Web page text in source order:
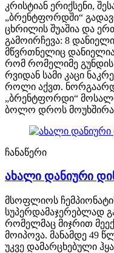
კრისტიან ერიქსენი,
„ბრენტფორდში“
ცხრილის შუაშია და
გამოირჩევა: 8
მწვრთნელიც
რომ რომელიმე გუნდის
რვიდან სამი კაცი
როლი აქვთ.
„ბრენტფორდი“
ბოლო დროს მოუხშირა
ჩანაწერი
ახალი დანიური
მსოფლიოს
სუპერდამაჯერებლად
რომელმაც მიჯრით
მოიპოვა. მანამდე 49
უკვე დამარცხებული